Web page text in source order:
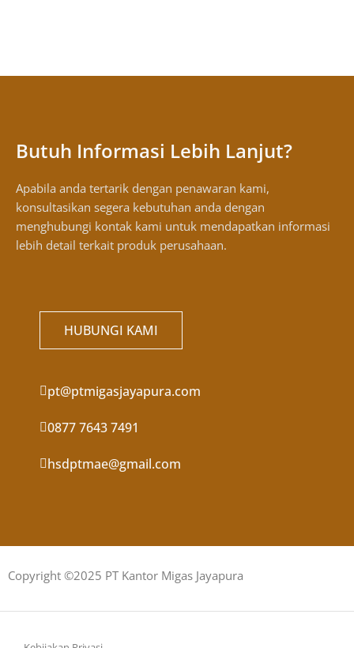
Butuh Informasi Lebih Lanjut?
Apabila anda tertarik dengan penawaran kami,
konsultasikan segera kebutuhan anda dengan
menghubungi kontak kami untuk mendapatkan informasi
lebih detail terkait produk perusahaan.
HUBUNGI KAMI
pt@ptmigasjayapura.com
0877 7643 7491
hsdptmae@gmail.com
Copyright ©2025 PT Kantor Migas Jayapura